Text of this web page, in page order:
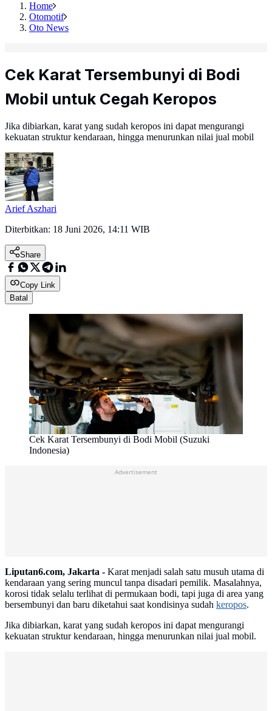
Home
Otomotif
Oto News
Cek Karat Tersembunyi di Bodi
Mobil untuk Cegah Keropos
Jika dibiarkan, karat yang sudah keropos ini dapat mengurangi
kekuatan struktur kendaraan, hingga menurunkan nilai jual mobil
Arief Aszhari
Diterbitkan: 18 Juni 2026, 14:11 WIB
Share
Copy Link
Batal
Cek Karat Tersembunyi di Bodi Mobil (Suzuki
Indonesia)
Advertisement
Liputan6.com, Jakarta - Karat menjadi salah satu musuh utama di
kendaraan yang sering muncul tanpa disadari pemilik. Masalahnya,
korosi tidak selalu terlihat di permukaan bodi, tapi juga di area yang
bersembunyi dan baru diketahui saat kondisinya sudah keropos.
Jika dibiarkan, karat yang sudah keropos ini dapat mengurangi
kekuatan struktur kendaraan, hingga menurunkan nilai jual mobil.